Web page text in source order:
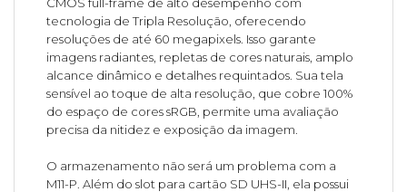
tecnologia de Tripla Resolução, oferecendo
resoluções de até 60 megapixels. Isso garante
imagens radiantes, repletas de cores naturais, amplo
alcance dinâmico e detalhes requintados. Sua tela
sensível ao toque de alta resolução, que cobre 100%
do espaço de cores sRGB, permite uma avaliação
precisa da nitidez e exposição da imagem.
O armazenamento não será um problema com a
M11-P. Além do slot para cartão SD UHS-II, ela possui